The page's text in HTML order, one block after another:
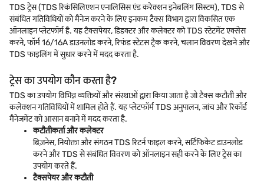
TDS ट्रेस (TDS रिकंसिलिएशन एनालिसिस एंड करेक्शन इनेबलिंग सिस्टम), TDS से
संबंधित गतिविधियों को मैनेज करने के लिए इनकम टैक्स विभाग द्वारा विकसित एक
ऑनलाइन प्लेटफॉर्म है. यह टैक्सपेयर, डिडक्टर और कलेक्टर को TDS स्टेटमेंट एक्सेस
करने, फॉर्म 16/16A डाउनलोड करने, रिफंड स्टेटस ट्रैक करने, चलान विवरण देखने और
TDS फाइलिंग में सुधार करने में मदद करता है.
ट्रेस का उपयोग कौन करता है?
TDS का उपयोग विभिन्न व्यक्तियों और संस्थाओं द्वारा किया जाता है जो टैक्स कटौती और
कलेक्शन गतिविधियों में शामिल होते हैं. यह प्लेटफॉर्म TDS अनुपालन, जांच और रिकॉर्ड
मैनेजमेंट को आसान बनाने में मदद करता है.
कटौतीकर्ता और कलेक्टर
बिज़नेस, नियोक्ता और संगठन TDS रिटर्न फाइल करने, सर्टिफिकेट डाउनलोड
करने और TDS से संबंधित विवरण को ऑनलाइन सही करने के लिए ट्रेस का
उपयोग करते हैं.
टैक्सपेयर और कटौती